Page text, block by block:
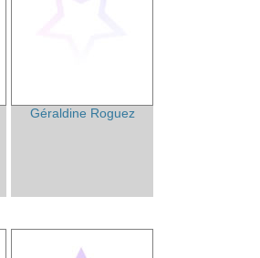
Géraldine Roguez